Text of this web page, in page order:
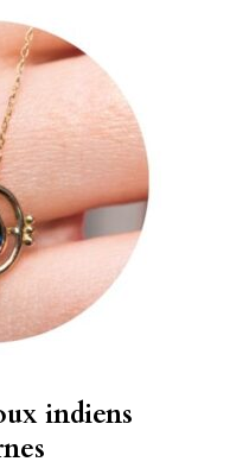
indiens